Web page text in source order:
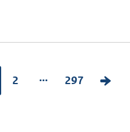
2 ... 297
V